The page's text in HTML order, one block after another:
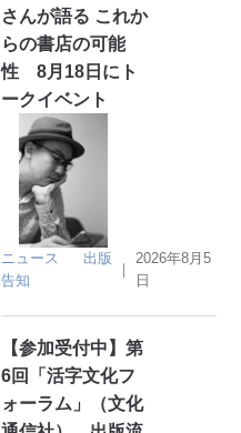
さんが語る これか
らの書店の可能
性 8月18日にト
ークイベント
ニュース
出版
告知
｜
2026年8月5
日
【参加受付中】第
6回「活字文化フ
ォーラム」（文化